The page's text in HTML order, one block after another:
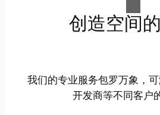
创造空间
我们的专业服务包罗万象，
开发商等不同客户